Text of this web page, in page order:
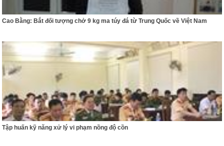
Cao Bằng: Bắt đối tượng chở 9 kg ma túy đá từ Trung Quốc về Việt Nam
Tập huấn kỹ năng xử lý vi phạm nồng độ cồn